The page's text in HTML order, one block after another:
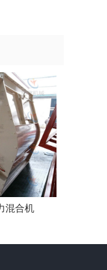
混合机